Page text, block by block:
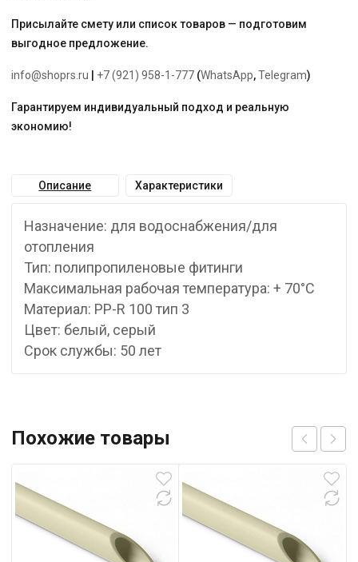
Присылайте смету или список товаров — подготовим
выгодное предложение.
info@shoprs.ru +7 (921) 958-1-777 (WhatsApp,Telegram)
Гарантируем индивидуальный подход и реальную
экономию!
Описание Характеристики
Назначение: для водоснабжения/для
отопления
Тип: полипропиленовые фитинги
Максимальная рабочая температура: + 70°С
Материал: PP-R 100 тип 3
Цвет: белый, серый
Срок службы: 50 лет
Похожие товары